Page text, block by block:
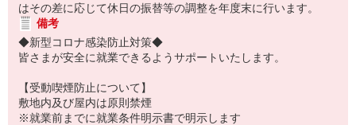
はその差に応じて休日の振替等の調整を年度末に行います。
備考
◆新型コロナ感染防止対策◆
皆さまが安全に就業できるようサポートいたします。
【受動喫煙防止について】
敷地内及び屋内は原則禁煙
※就業前までに就業条件明示書で明示します